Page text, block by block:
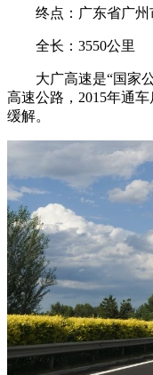
终点：广东省广州
全长：3550公里
大广高速是“国家公
高速公路，2015年通
缓解。